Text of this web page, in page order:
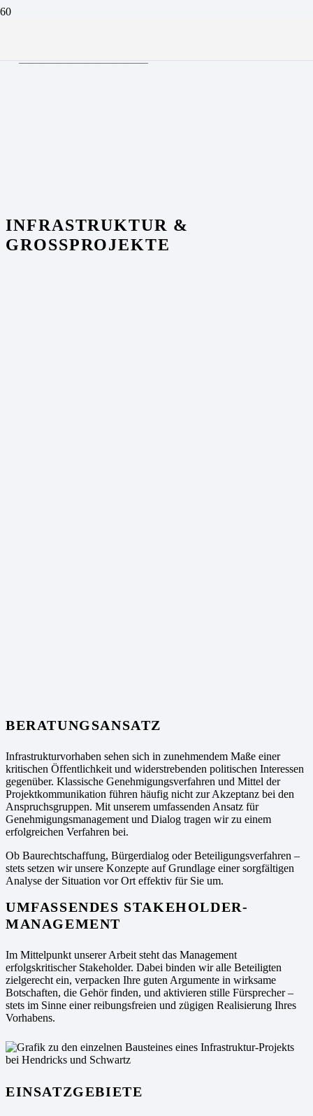
INFRASTRUKTUR &
GROSSPROJEKTE
BERATUNGSANSATZ
Infrastrukturvorhaben sehen sich in zunehmendem Maße einer
kritischen Öffentlichkeit und widerstrebenden politischen Interessen
gegenüber. Klassische Genehmigungsverfahren und Mittel der
Projektkommunikation führen häufig nicht zur Akzeptanz bei den
Anspruchsgruppen. Mit unserem umfassenden Ansatz für
Genehmigungsma­nagement und Dialog tragen wir zu einem
erfolgreichen Verfahren bei.
Ob Baurechtschaffung, Bürgerdialog oder Beteiligungsverfahren –
stets setzen wir unsere Konzepte auf Grundlage einer sorgfältigen
Analyse der Situation vor Ort effektiv für Sie um.
UMFASSENDES STAKEHOLDER-
MANAGEMENT
Im Mittelpunkt unserer Arbeit steht das Management
erfolgskritischer Stakeholder. Dabei binden wir alle Beteiligten
zielgerecht ein, verpacken Ihre guten Argumente in wirksame
Botschaften, die Gehör finden, und akti­vieren stille Fürsprecher –
stets im Sinne einer reibungsfreien und zügigen Realisierung Ihres
Vorhabens.
EINSATZGEBIETE